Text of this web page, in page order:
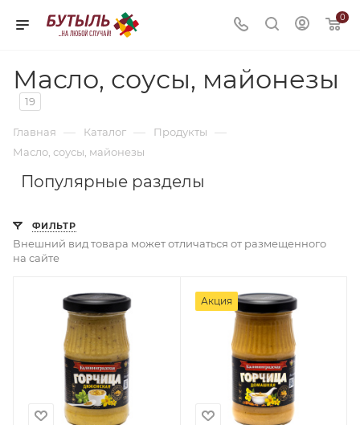
0
Масло, соусы, майонезы
19
Главная — Каталог — Продукты —
Масло, соусы, майонезы
Популярные разделы
ФИЛЬТР
Внешний вид товара может отличаться от размещенного
на сайте
Акция